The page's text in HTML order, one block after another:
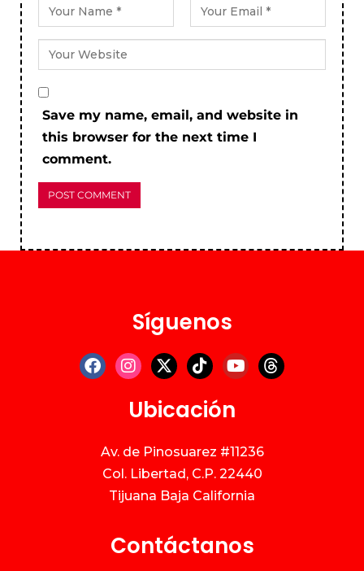
Save my name, email, and website in
this browser for the next time I
comment.
Síguenos
Ubicación
Av. de Pinosuarez #11236
Col. Libertad, C.P. 22440
Tijuana Baja California
Contáctanos